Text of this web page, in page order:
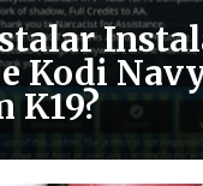
Kodi
K19?